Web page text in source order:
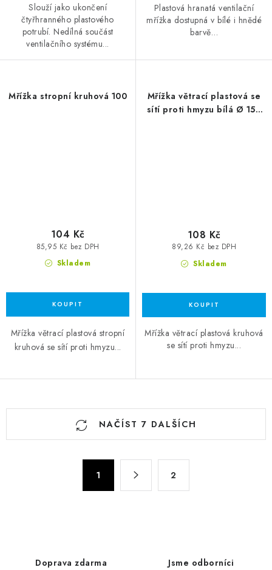
Slouží jako ukončení
čtyřhranného plastového
potrubí. Nedílná součást
ventilačního systému...
Plastová hranatá ventilační
mřížka dostupná v bílé i hnědé
barvě…
Mřížka stropní kruhová 100
Skladem
85,95 Kč bez DPH
104 Kč
Mřížka větrací plastová stropní
kruhová se sítí proti hmyzu...
Mřížka větrací plastová se
sítí proti hmyzu bílá Ø 150
Skladem
89,26 Kč bez DPH
108 Kč
Mřížka větrací plastová kruhová
se sítí proti hmyzu...
Ovládací prvky výpisuNAČÍST 7 DALŠÍCH
1 2
Doprava zdarma Jsme odborníci